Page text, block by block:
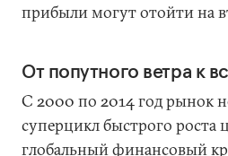
прибыли могут отойти на
От попутного ветра к
С 2000 по 2014 год рынок
суперцикл быстрого роста
глобальный финансовый